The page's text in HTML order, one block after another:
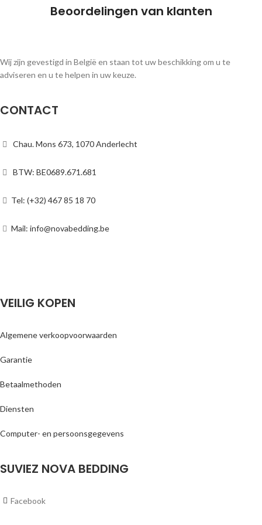
Beoordelingen van klanten
Wij zijn gevestigd in België en staan tot uw beschikking om u te
adviseren en u te helpen in uw keuze.
CONTACT
Chau. Mons 673, 1070 Anderlecht
BTW: BE0689.671.681
Tel: (+32) 467 85 18 70
Mail: info@novabedding.be
VEILIG KOPEN
Algemene verkoopvoorwaarden
Garantie
Betaalmethoden
Diensten
Computer- en persoonsgegevens
SUVIEZ NOVA BEDDING
Facebook